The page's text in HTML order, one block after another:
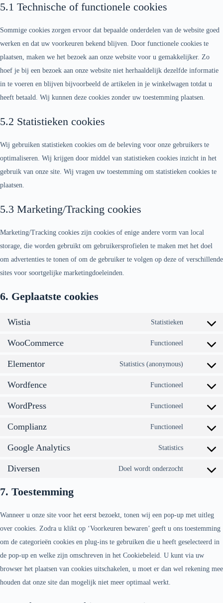
5.1 Technische of functionele cookies
Sommige cookies zorgen ervoor dat bepaalde onderdelen van de website goed
werken en dat uw voorkeuren bekend blijven. Door functionele cookies te
plaatsen, maken we het bezoek aan onze website voor u gemakkelijker. Zo
hoef je bij een bezoek aan onze website niet herhaaldelijk dezelfde informatie
in te voeren en blijven bijvoorbeeld de artikelen in je winkelwagen totdat u
heeft betaald. Wij kunnen deze cookies zonder uw toestemming plaatsen.
5.2 Statistieken cookies
Wij gebruiken statistieken cookies om de beleving voor onze gebruikers te
optimaliseren. Wij krijgen door middel van statistieken cookies inzicht in het
gebruik van onze site. Wij vragen uw toestemming om statistieken cookies te
plaatsen.
5.3 Marketing/Tracking cookies
Marketing/Tracking cookies zijn cookies of enige andere vorm van local
storage, die worden gebruikt om gebruikersprofielen te maken met het doel
om advertenties te tonen of om de gebruiker te volgen op deze of verschillende
sites voor soortgelijke marketingdoeleinden.
6. Geplaatste cookies
Wistia Statistieken
WooCommerce Functioneel
Elementor Statistics (anonymous)
Wordfence Functioneel
WordPress Functioneel
Complianz Functioneel
Google Analytics Statistics
Diversen Doel wordt onderzocht
7. Toestemming
Wanneer u onze site voor het eerst bezoekt, tonen wij een pop-up met uitleg
over cookies. Zodra u klikt op ‘Voorkeuren bewaren’ geeft u ons toestemming
om de categorieën cookies en plug-ins te gebruiken die u heeft geselecteerd in
de pop-up en welke zijn omschreven in het Cookiebeleid. U kunt via uw
browser het plaatsen van cookies uitschakelen, u moet er dan wel rekening mee
houden dat onze site dan mogelijk niet meer optimaal werkt.